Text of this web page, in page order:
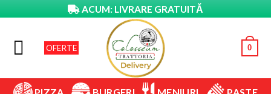
ACUM: LIVRARE GRATUITĂ
OFERTE 0